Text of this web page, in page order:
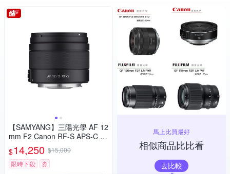
【SAMYANG】三陽光學 AF 12
mm F2 Canon RF-S APS-C 自
動對焦鏡頭 公司貨
$14,250 $15,000
限時下殺
券
馬上比買最好
相似商品比比看
去比較